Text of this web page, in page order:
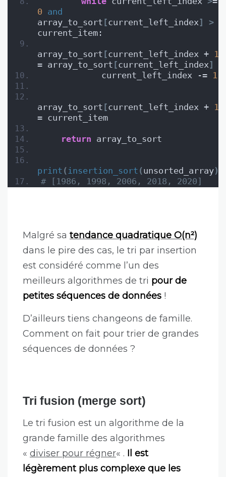
0 and
array_to_sort [current_left_index]
>
current_item:
array_to_sort [current_left_index + 1
= array_to_sort [current_left_index]
            current_left_index -=
1
array_to_sort [current_left_index + 1
= current_item
return array_to_sort
print (insertion_sort (unsorted_array))
# [1986, 1998, 2006, 2018, 2020]
Malgré sa tendance quadratique O(n²)
dans le pire des cas, le tri par insertion
est considéré comme l’un des
meilleurs algorithmes de tri pour de
petites séquences de données !
D’ailleurs tiens changeons de famille.
Comment on fait pour trier de grandes
séquences de données ?
Tri fusion (merge sort)
Le tri fusion est un algorithme de la
grande famille des algorithmes
« diviser pour régner« . Il est
légèrement plus complexe que les